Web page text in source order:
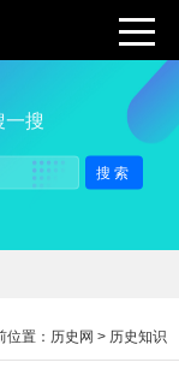
一搜
搜索
位置： 历史网 > 历史知识